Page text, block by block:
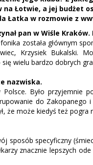
Łotwie, a jej budżet
Łatka w rozmowie z
pan w Wiśle Kraków.
została głównym
Krzysiek Bukalski.
wielu bardzo dobrych
nazwiska.
Było przyjemnie
do Zakopanego
że może kiedyś też pogra
sposób specyficzny
znacznie lepszych